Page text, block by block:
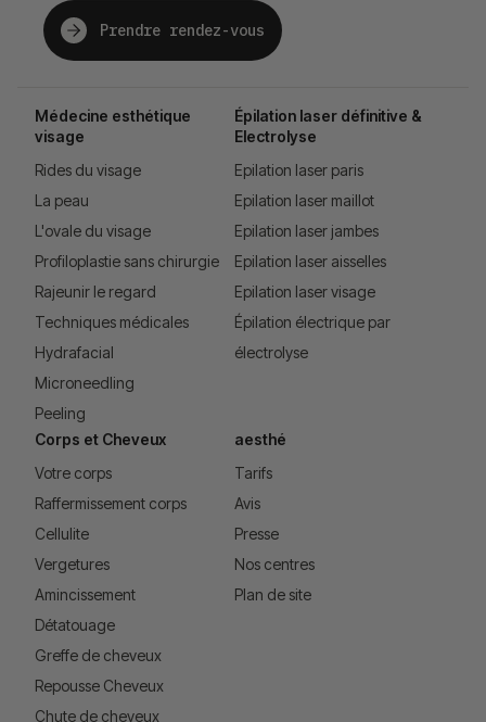
Prendre rendez-vous
Médecine esthétique
visage
Rides du visage
La peau
L'ovale du visage
Profiloplastie sans chirurgie
Rajeunir le regard
Techniques médicales
Hydrafacial
Microneedling
Peeling
Épilation laser définitive &
Electrolyse
Epilation laser paris
Epilation laser maillot
Epilation laser jambes
Epilation laser aisselles
Epilation laser visage
Épilation électrique par
électrolyse
Corps et Cheveux
Votre corps
Raffermissement corps
Cellulite
Vergetures
Amincissement
Détatouage
Greffe de cheveux
Repousse Cheveux
Chute de cheveux
aesthé
Tarifs
Avis
Presse
Nos centres
Plan de site